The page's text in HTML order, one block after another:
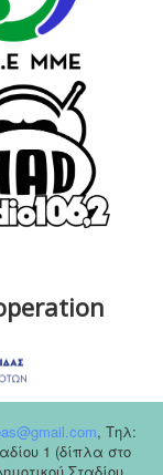
, Tηλ:
1 (δίπλα στο